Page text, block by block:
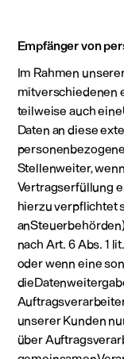
Empfänger von
Im Rahmen
mitverschiedenen
teilweise auch
Daten an diese
Stellenweiter,
Vertragserfüllung
hierzu verpflichtet
nach Art. 6 Abs. 1
oder wenn eine
unserer Kunden
über